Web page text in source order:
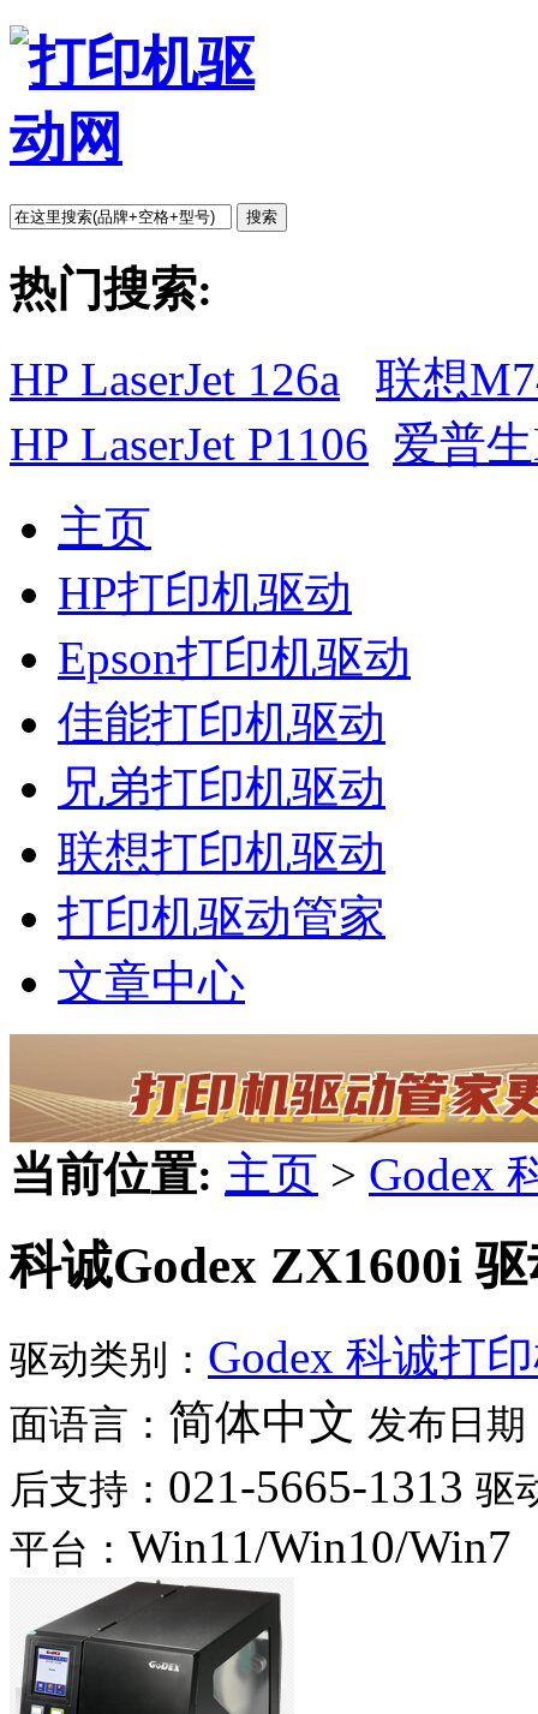
搜索
热门搜索:
HP LaserJet 126a
联想
HP LaserJet P1106 爱普
主页
HP打印机驱动
Epson打印机驱动
佳能打印机驱动
兄弟打印机驱动
联想打印机驱动
打印机驱动管家
文章中心
当前位置: 主页 > Godex
科诚Godex ZX1600i
驱动类别： Godex 科诚打
面语言： 简体中文 发布日期
后支持： 021-5665-1313 驱
平台： Win11/Win10/Win7